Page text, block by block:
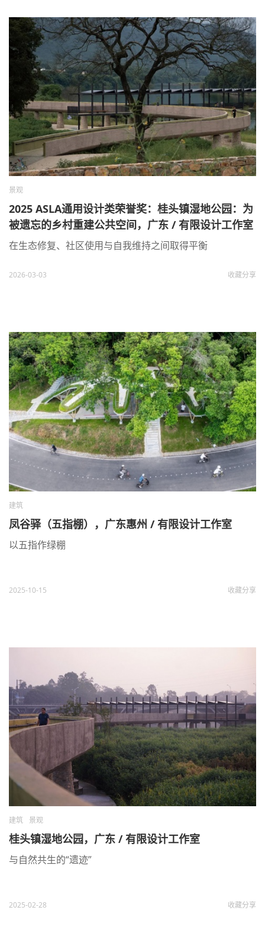
景观
2025 ASLA通用设计类荣誉奖：桂头镇湿地公园：为
被遗忘的乡村重建公共空间，广东 / 有限设计工作室
在生态修复、社区使用与自我维持之间取得平衡
2026-03-03 收藏分享
建筑
凤谷驿（五指棚），广东惠州 / 有限设计工作室
以五指作绿棚
2025-10-15 收藏分享
建筑 景观
桂头镇湿地公园，广东 / 有限设计工作室
与自然共生的“遗迹”
2025-02-28 收藏分享